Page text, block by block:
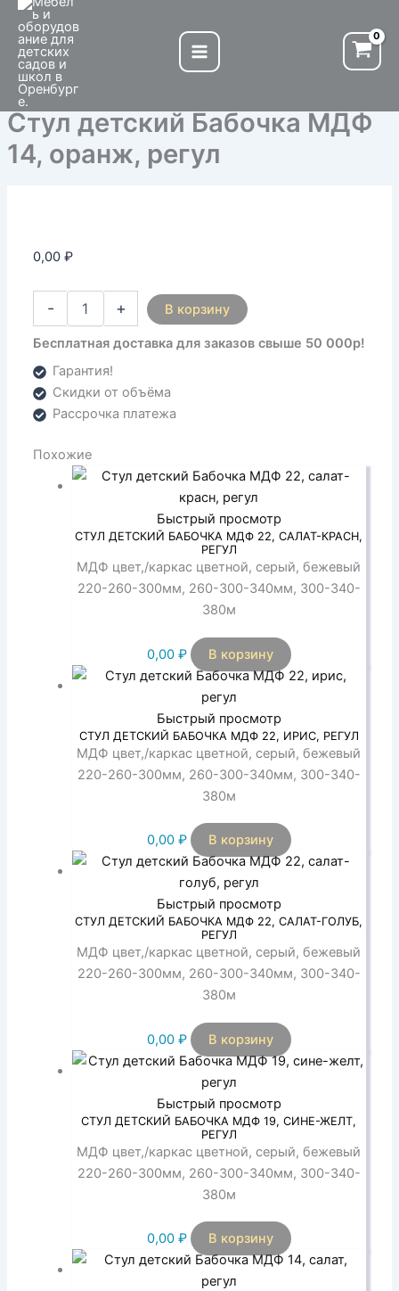
Перейти
содержимому
Стул детский Бабочка МДФ
14, оранж, регул
0,00₽
-
Количество
товара
Стул
детский
Бабочка
МДФ
14,
оранж,
регул
+ В корзину
Бесплатная доставка для заказов свыше 50 000р!
Гарантия!
Скидки от объёма
Рассрочка платежа
Похожие
Быстрый просмотр
СТУЛ ДЕТСКИЙ БАБОЧКА МДФ 22, САЛАТ-КРАСН,
РЕГУЛ
МДФ цвет,/каркас цветной, серый, бежевый
220-260-300мм, 260-300-340мм, 300-340-
380м
0,00 ₽ В корзину
Быстрый просмотр
СТУЛ ДЕТСКИЙ БАБОЧКА МДФ 22, ИРИС, РЕГУЛ
МДФ цвет,/каркас цветной, серый, бежевый
220-260-300мм, 260-300-340мм, 300-340-
380м
0,00 ₽ В корзину
Быстрый просмотр
СТУЛ ДЕТСКИЙ БАБОЧКА МДФ 22, САЛАТ-ГОЛУБ,
РЕГУЛ
МДФ цвет,/каркас цветной, серый, бежевый
220-260-300мм, 260-300-340мм, 300-340-
380м
0,00 ₽ В корзину
Быстрый просмотр
СТУЛ ДЕТСКИЙ БАБОЧКА МДФ 19, СИНЕ-ЖЕЛТ,
РЕГУЛ
МДФ цвет,/каркас цветной, серый, бежевый
220-260-300мм, 260-300-340мм, 300-340-
380м
0,00 ₽ В корзину